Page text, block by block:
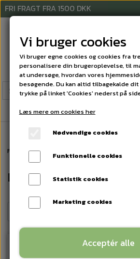
FRI FRAGT FRA 1500 DKK
Forside DISPENSER
DIVERSE DISPENSER
Vi bruger cookies
Vi bruger egne cookies og cookies fra
personalisere din brugeroplevelse, til
at undersøge, hvordan vores
besøgende. Du kan altid tilbagekalde
trykke på linket 'Cookies' nederst på
Læs mere om cookies her
Nødvendige cookies
Funktionelle cookies
Statistik cookies
Marketing cookies
Acceptér alle